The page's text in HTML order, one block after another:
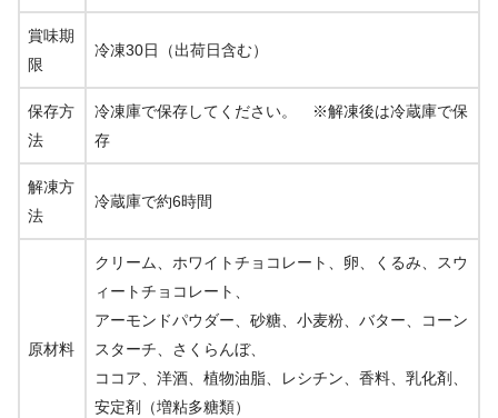
賞味期
限
冷凍30日（出荷日含む）
保存方
法
冷凍庫で保存してください。 ※解凍後は冷蔵庫で保
存
解凍方
法
冷蔵庫で約6時間
原材料
クリーム、ホワイトチョコレート、卵、くるみ、スウ
ィートチョコレート、
アーモンドパウダー、砂糖、小麦粉、バター、コーン
スターチ、さくらんぼ、
ココア、洋酒、植物油脂、レシチン、香料、乳化剤、
安定剤（増粘多糖類）